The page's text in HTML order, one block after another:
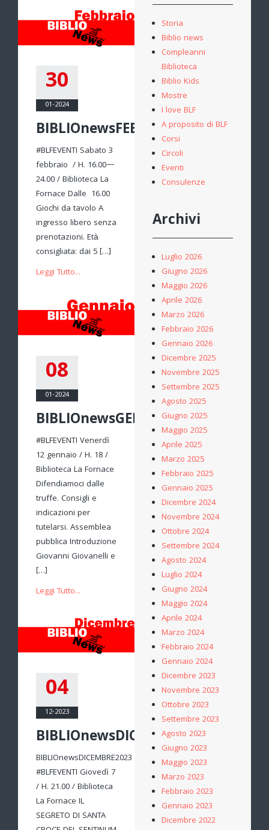
30
01-2024
BIBLIOnewsFEBBRAIO
#BLFEVENTI Sabato 3
febbraio / H. 16.00—
24.00 / Biblioteca La
Fornace Dalle 16.00
Giochi da tavolo A
ingresso libero senza
prenotazioni. Età
consigliata: dai 5 […]
Leggi Tutto...
08
01-2024
BIBLIOnewsGENNAIO
#BLFEVENTI Venerdì
12 gennaio / H. 18 /
Biblioteca La Fornace
Difendiamoci dalle
truffe. Consigli e
indicazioni per
tutelarsi. Assemblea
pubblica Introduzione
Giovanni Giovanelli e
[…]
Leggi Tutto...
04
12-2023
BIBLIOnewsDICEMBRE2023
BIBLIOnewsDICEMBRE2023
#BLFEVENTI Giovedì 7
/ H. 21.00 / Biblioteca
La Fornace IL
SEGRETO DI SANTA
Storia
Biblio news
Compleanni
Biblioteca
Biblio Kids
Mostre
I love BLF
A proposito di BLF
Corsi
Circoli
Eventi
Consulenze
Archivi
Luglio 2026
Giugno 2026
Maggio 2026
Aprile 2026
Marzo 2026
Febbraio 2026
Gennaio 2026
Dicembre 2025
Novembre 2025
Settembre 2025
Agosto 2025
Giugno 2025
Maggio 2025
Aprile 2025
Marzo 2025
Febbraio 2025
Gennaio 2025
Dicembre 2024
Novembre 2024
Ottobre 2024
Settembre 2024
Agosto 2024
Luglio 2024
Giugno 2024
Maggio 2024
Aprile 2024
Marzo 2024
Febbraio 2024
Gennaio 2024
Dicembre 2023
Novembre 2023
Ottobre 2023
Settembre 2023
Agosto 2023
Giugno 2023
Maggio 2023
Marzo 2023
Febbraio 2023
Gennaio 2023
Dicembre 2022